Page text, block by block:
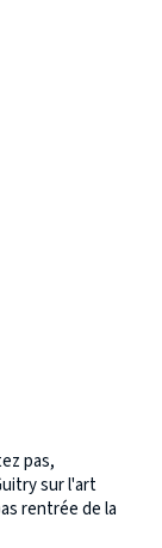
pas,
sur l'art
rentrée de la